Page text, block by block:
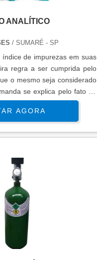
ANALÍTICO
/ SUMARÉ - SP
de impurezas em suas
regra a ser cumprida pelo
o mesmo seja considerado
se explica pelo fato de
assim sendo, otimizar a
industriais com um foco
para a precisão
gesto. O próprio usuário
AGORA